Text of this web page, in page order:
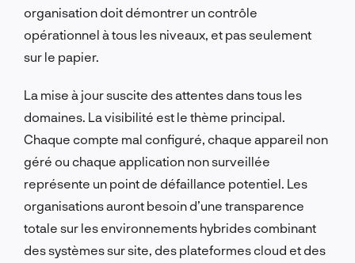
organisation doit démontrer un contrôle
opérationnel à tous les niveaux, et pas seulement
sur le papier.
La mise à jour suscite des attentes dans tous les
domaines. La visibilité est le thème principal.
Chaque compte mal configuré, chaque appareil non
géré ou chaque application non surveillée
représente un point de défaillance potentiel. Les
organisations auront besoin d’une transparence
totale sur les environnements hybrides combinant
des systèmes sur site, des plateformes cloud et des